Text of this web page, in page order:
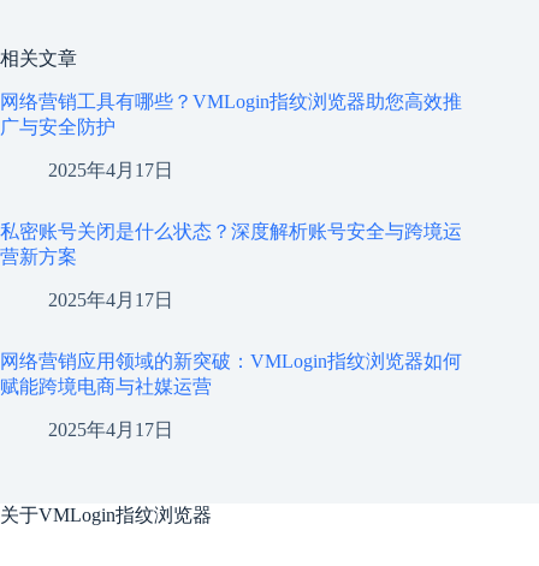
相关文章
网络营销工具有哪些？VMLogin指纹浏览器助您高效推
广与安全防护
2025年4月17日
私密账号关闭是什么状态？深度解析账号安全与跨境运
营新方案
2025年4月17日
网络营销应用领域的新突破：VMLogin指纹浏览器如何
赋能跨境电商与社媒运营
2025年4月17日
关于VMLogin指纹浏览器